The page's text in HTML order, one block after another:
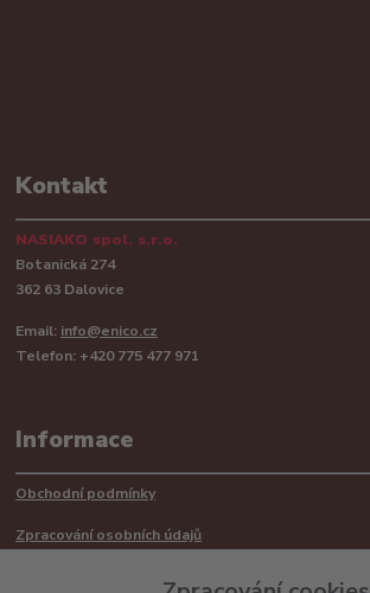
Kontakt
NASIAKO spol. s.r.o.
Botanická 274
362 63 Dalovice
Email: info@enico.cz
Telefon: +420 775 477 971
Informace
Obchodní podmínky
Zpracování osobních údajů